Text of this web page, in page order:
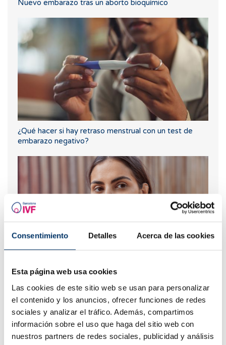
Consentimiento Detalles Acerca de las cookies
Esta página web usa cookies
Las cookies de este sitio web se usan para personalizar
el contenido y los anuncios, ofrecer funciones de redes
sociales y analizar el tráfico. Además, compartimos
información sobre el uso que haga del sitio web con
nuestros partners de redes sociales, publicidad y análisis
Nuevo embarazo tras un aborto bioquímico
¿Qué hacer si hay retraso menstrual con un test de
embarazo negativo?
¿Cuáles son los síntomas de implantación embrionaria?